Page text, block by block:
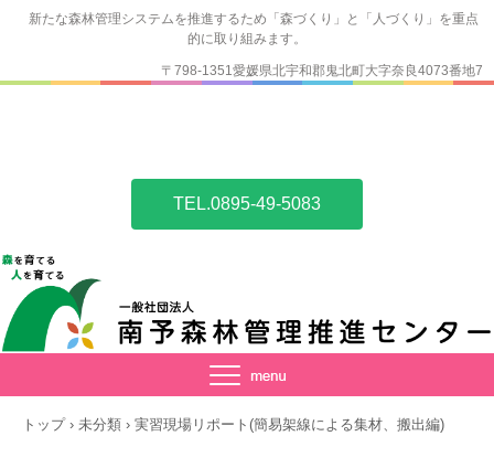
新たな森林管理システムを推進するため「森づくり」と「人づくり」を重点
的に取り組みます。
TEL.0895-49-5083
〒798-1351愛媛県北宇和郡鬼北町大字奈良4073番地7
トップ › 未分類 › 実習現場リポート(簡易架線による集材、搬出編)